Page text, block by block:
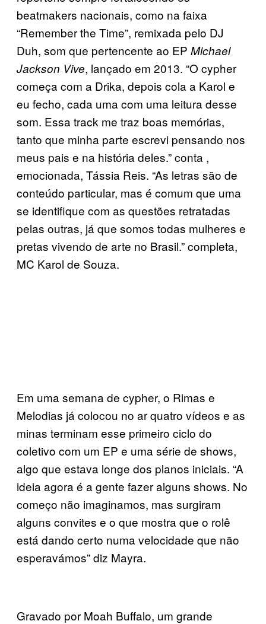
beatmakers nacionais, como na faixa
“Remember the Time”, remixada pelo DJ
Duh, som que pertencente ao EP Michael
Jackson Vive, lançado em 2013. “O cypher
começa com a Drika, depois cola a Karol e
eu fecho, cada uma com uma leitura desse
som. Essa track me traz boas memórias,
tanto que minha parte escrevi pensando nos
meus pais e na história deles.” conta ,
emocionada, Tássia Reis. “As letras são de
conteúdo particular, mas é comum que uma
se identifique com as questões retratadas
pelas outras, já que somos todas mulheres e
pretas vivendo de arte no Brasil.” completa,
MC Karol de Souza.
Em uma semana de cypher, o Rimas e
Melodias já colocou no ar quatro vídeos e as
minas terminam esse primeiro ciclo do
coletivo com um EP e uma série de shows,
algo que estava longe dos planos iniciais. “A
ideia agora é a gente fazer alguns shows. No
começo não imaginamos, mas surgiram
alguns convites e o que mostra que o rolê
está dando certo numa velocidade que não
esperavámos” diz Mayra.
Gravado por Moah Buffalo, um grande